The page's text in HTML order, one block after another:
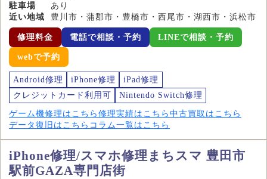
駐車場
あり
近い地域
豊川市・蒲郡市・豊橋市・西尾市・湖西市・浜松市
修理料金 電話で相談・予約 LINEで相談・予約
webで予約
Android修理 iPhone修理
iPad修理
クレジットカード利用可
Nintendo Switch修理
ゲーム機修理はこちら 修理実績はこちら 中古買取はこちら
データ復旧はこちら コラム一覧はこちら
iPhone修理/スマホ修理まちスマ 豊田市
駅前GAZA専門店街